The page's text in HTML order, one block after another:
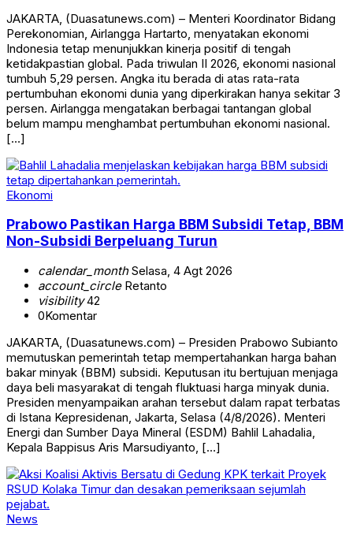
JAKARTA, (Duasatunews.com) – Menteri Koordinator Bidang
Perekonomian, Airlangga Hartarto, menyatakan ekonomi
Indonesia tetap menunjukkan kinerja positif di tengah
ketidakpastian global. Pada triwulan II 2026, ekonomi nasional
tumbuh 5,29 persen. Angka itu berada di atas rata-rata
pertumbuhan ekonomi dunia yang diperkirakan hanya sekitar 3
persen. Airlangga mengatakan berbagai tantangan global
belum mampu menghambat pertumbuhan ekonomi nasional.
[…]
Ekonomi
Prabowo Pastikan Harga BBM Subsidi Tetap, BBM
Non-Subsidi Berpeluang Turun
calendar_monthSelasa, 4 Agt 2026
account_circleRetanto
visibility42
0Komentar
JAKARTA, (Duasatunews.com) – Presiden Prabowo Subianto
memutuskan pemerintah tetap mempertahankan harga bahan
bakar minyak (BBM) subsidi. Keputusan itu bertujuan menjaga
daya beli masyarakat di tengah fluktuasi harga minyak dunia.
Presiden menyampaikan arahan tersebut dalam rapat terbatas
di Istana Kepresidenan, Jakarta, Selasa (4/8/2026). Menteri
Energi dan Sumber Daya Mineral (ESDM) Bahlil Lahadalia,
Kepala Bappisus Aris Marsudiyanto, […]
News